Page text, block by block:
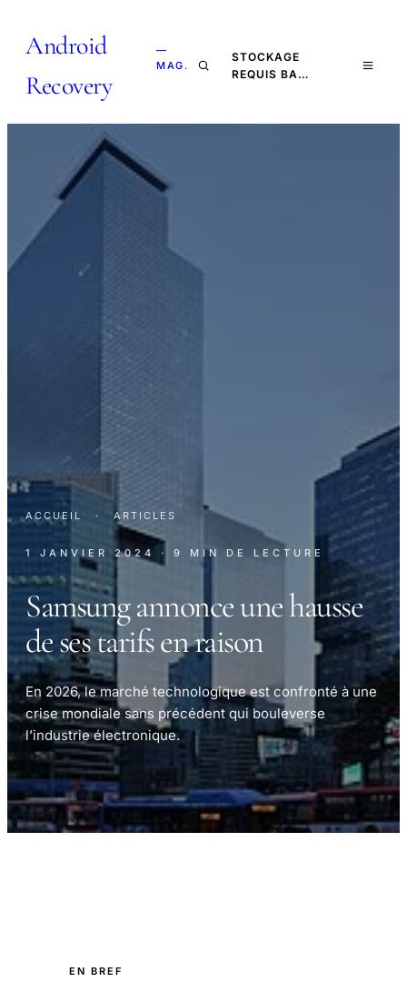
Android
Recovery
—
MAG.
STOCKAGE
REQUIS BA…
ACCUEIL · ARTICLES
1 JANVIER 2024 · 9 MIN DE LECTURE
Samsung annonce une hausse
de ses tarifs en raison
En 2026, le marché technologique est confronté à une
crise mondiale sans précédent qui bouleverse
l’industrie électronique.
EN BREF